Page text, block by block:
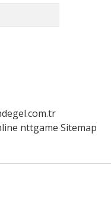
nttgame Sitemap